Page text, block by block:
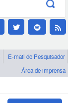
E-mail do Pesquisador
Área de imprensa